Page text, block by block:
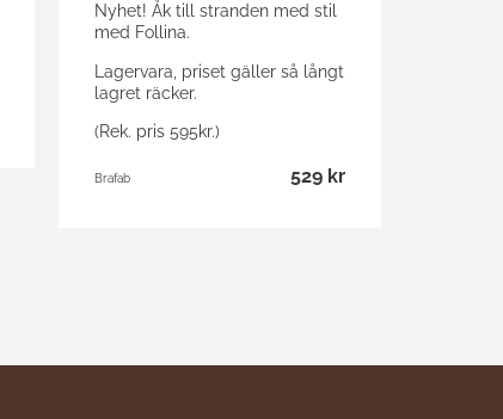
Nyhet! Åk till stranden med stil
med Follina.
Lagervara, priset gäller så långt
lagret räcker.
(Rek. pris 595kr.)
Brafab 529 kr